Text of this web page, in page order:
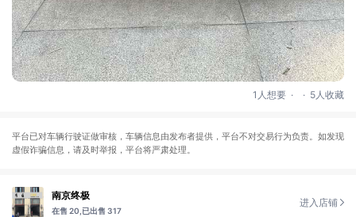
1人想要 . . 5人收藏
平台已对车辆行驶证做审核，车辆信息由发布者提供，平台不对交易行为负责。如发现
虚假诈骗信息，请及时举报，平台将严肃处理。
南京终极
在售 20, 已出售 317
进入店铺